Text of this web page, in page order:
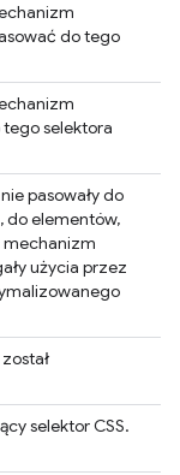
do tego
selektora
pasowały do
do elementów,
mechanizm
użycia przez
selektor CSS.